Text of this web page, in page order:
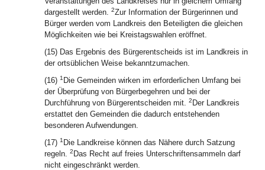
dargestellt werden. 2Zur Information der Bürgerinnen und
Bürger werden vom Landkreis den Beteiligten die gleichen
Möglichkeiten wie bei Kreistagswahlen eröffnet.
(15) Das Ergebnis des Bürgerentscheids ist im Landkreis in
der ortsüblichen Weise bekanntzumachen.
(16) 1 Die Gemeinden wirken im erforderlichen Umfang bei
der Überprüfung von Bürgerbegehren und bei der
Durchführung von Bürgerentscheiden mit. 2 Der Landkreis
erstattet den Gemeinden die dadurch entstehenden
besonderen Aufwendungen.
(17) 1 Die Landkreise können das Nähere durch Satzung
regeln. 2 Das Recht auf freies Unterschriftensammeln darf
nicht eingeschränkt werden.